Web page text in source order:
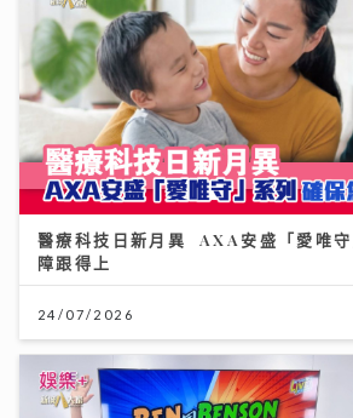
醫療科技日新月異 AXA安盛「愛唯守
障跟得上
24/07/2026